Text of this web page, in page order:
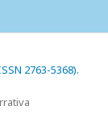
2763-5368).